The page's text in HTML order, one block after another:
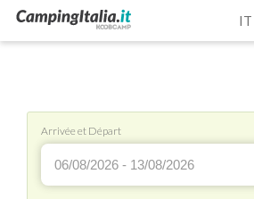
IT
Arrivée et Départ